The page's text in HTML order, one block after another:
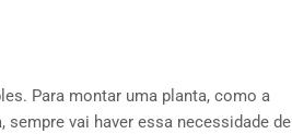
Para montar uma planta, como a
vai haver essa necessidade de